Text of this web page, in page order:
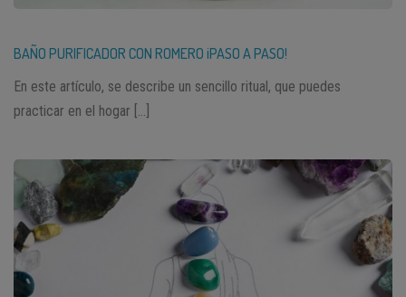
BAÑO PURIFICADOR CON ROMERO ¡PASO A PASO!
En este artículo, se describe un sencillo ritual, que puedes
practicar en el hogar […]